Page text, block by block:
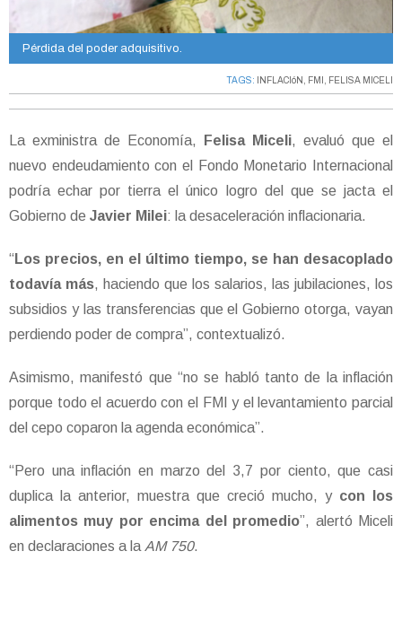
Pérdida del poder adquisitivo.
TAGS: INFLACIóN , FMI , FELISA MICELI
La exministra de Economía, Felisa Miceli, evaluó que el
nuevo endeudamiento con el Fondo Monetario Internacional
podría echar por tierra el único logro del que se jacta el
Gobierno de Javier Milei: la desaceleración inflacionaria.
“ Los precios, en el último tiempo, se han desacoplado
todavía más, haciendo que los salarios, las jubilaciones, los
subsidios y las transferencias que el Gobierno otorga, vayan
perdiendo poder de compra”, contextualizó.
Asimismo, manifestó que “no se habló tanto de la inflación
porque todo el acuerdo con el FMI y el levantamiento parcial
del cepo coparon la agenda económica”.
“Pero una inflación en marzo del 3,7 por ciento, que casi
duplica la anterior, muestra que creció mucho, y con los
alimentos muy por encima del promedio”, alertó Miceli
en declaraciones a la AM 750.